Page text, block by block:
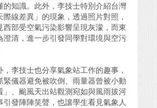
的知識。此外，李技士特別介紹台灣
際線差異」的現象，透過照片對照，
西部受空氣污染影響呈現灰濛，而東
澄清，進一步引發同學對環境與空污
，李技士也分享氣象站工作的趣事，
緊儀器避免被吹倒、雨量器曾被小動
」、颱風天出站觀測宛如與風雨拔河
引發陣陣笑聲，也讓學生看見氣象人